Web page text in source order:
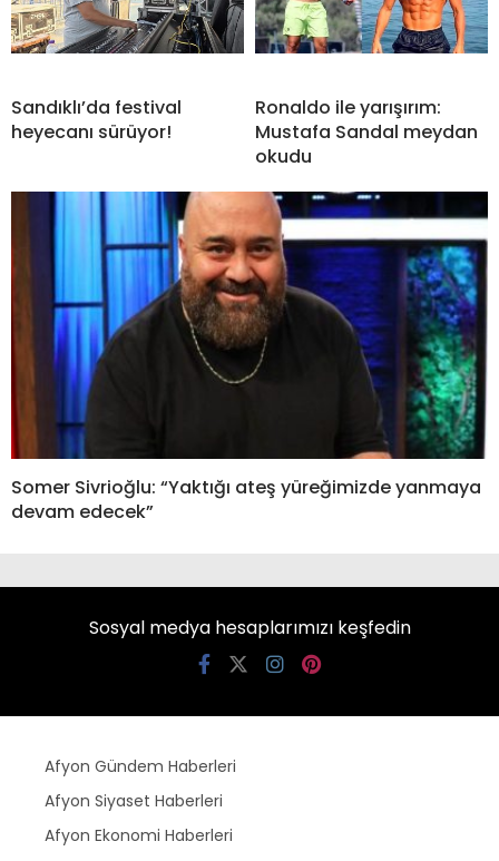
Sandıklı’da festival
heyecanı sürüyor!
Ronaldo ile yarışırım:
Mustafa Sandal meydan
okudu
Somer Sivrioğlu: “Yaktığı ateş yüreğimizde yanmaya
devam edecek”
Sosyal medya hesaplarımızı keşfedin
Afyon Gündem Haberleri
Afyon Siyaset Haberleri
Afyon Ekonomi Haberleri